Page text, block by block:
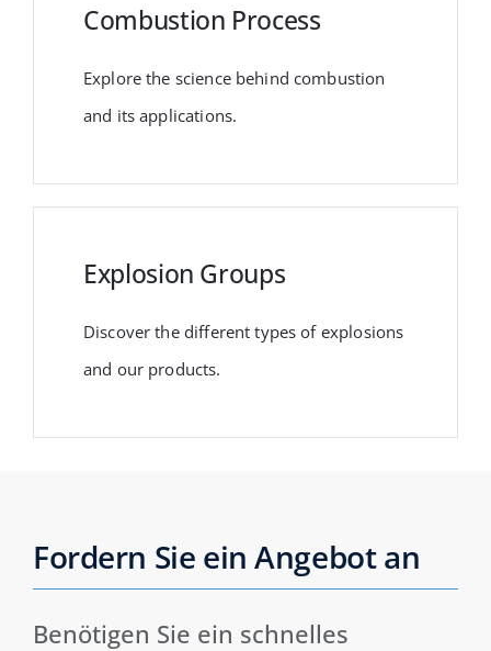
Combustion Process
Explore the science behind combustion
and its applications.
Explosion Groups
Discover the different types of explosions
and our products.
Fordern Sie ein Angebot an
Benötigen Sie ein schnelles